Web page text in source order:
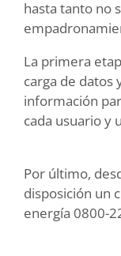
hasta tanto no
La primera
carga de
información
cada usuario y
Por último,
disposición un
energía 0800-